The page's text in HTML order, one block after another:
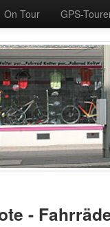
On Tour GPS-
-